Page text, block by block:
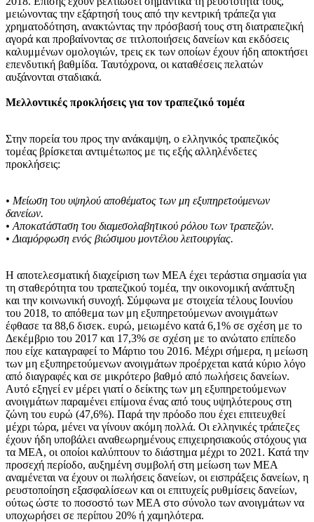
μειώνοντας την εξάρτησή τους από την κεντρική τράπεζα για
χρηματοδότηση, ανακτώντας την πρόσβασή τους στη διατραπεζική
αγορά και προβαίνοντας σε τιτλοποιήσεις δανείων και εκδόσεις
καλυμμένων ομολογιών, τρεις εκ των οποίων έχουν ήδη αποκτήσει
επενδυτική βαθμίδα. Ταυτόχρονα, οι καταθέσεις πελατών
αυξάνονται σταδιακά.
Μελλοντικές προκλήσεις για τον τραπεζικό τομέα
Στην πορεία του προς την ανάκαμψη, ο ελληνικός τραπεζικός
τομέας βρίσκεται αντιμέτωπος με τις εξής αλληλένδετες
προκλήσεις:
• Μείωση του υψηλού αποθέματος των μη εξυπηρετούμενων
δανείων.
• Αποκατάσταση του διαμεσολαβητικού ρόλου των τραπεζών.
• Διαμόρφωση ενός βιώσιμου μοντέλου λειτουργίας.
Η αποτελεσματική διαχείριση των ΜΕΑ έχει τεράστια σημασία για
τη σταθερότητα του τραπεζικού τομέα, την οικονομική ανάπτυξη
και την κοινωνική συνοχή. Σύμφωνα με στοιχεία τέλους Ιουνίου
του 2018, το απόθεμα των μη εξυπηρετούμενων ανοιγμάτων
έφθασε τα 88,6 δισεκ. ευρώ, μειωμένο κατά 6,1% σε σχέση με το
Δεκέμβριο του 2017 και 17,3% σε σχέση με το ανώτατο επίπεδο
που είχε καταγραφεί το Μάρτιο του 2016. Μέχρι σήμερα, η μείωση
των μη εξυπηρετούμενων ανοιγμάτων προέρχεται κατά κύριο λόγο
από διαγραφές και σε μικρότερο βαθμό από πωλήσεις δανείων.
Αυτό εξηγεί εν μέρει γιατί ο δείκτης των μη εξυπηρετούμενων
ανοιγμάτων παραμένει επίμονα ένας από τους υψηλότερους στη
ζώνη του ευρώ (47,6%). Παρά την πρόοδο που έχει επιτευχθεί
μέχρι τώρα, μένει να γίνουν ακόμη πολλά. Οι ελληνικές τράπεζες
έχουν ήδη υποβάλει αναθεωρημένους επιχειρησιακούς στόχους για
τα ΜΕΑ, οι οποίοι καλύπτουν το διάστημα μέχρι το 2021. Κατά την
προσεχή περίοδο, αυξημένη συμβολή στη μείωση των ΜΕΑ
αναμένεται να έχουν οι πωλήσεις δανείων, οι εισπράξεις δανείων, η
ρευστοποίηση εξασφαλίσεων και οι επιτυχείς ρυθμίσεις δανείων,
ούτως ώστε το ποσοστό των ΜΕΑ στο σύνολο των ανοιγμάτων να
υποχωρήσει σε περίπου 20% ή χαμηλότερα.